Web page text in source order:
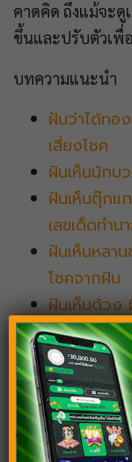
คาดคิด ถึงแม้จะดู
ขึ้นและปรับตัวเพื่
บทความแนะนำ
ฝันว่าได้ทอ
เสี่ยงโชค
ฝันเห็นนักบ
ฝันเห็นตุ๊กแ
เลขเด็ดทำน
ฝันเห็นหลา
โชคจากฝัน
ฝันเห็นด้วง
พารวย
Tags: